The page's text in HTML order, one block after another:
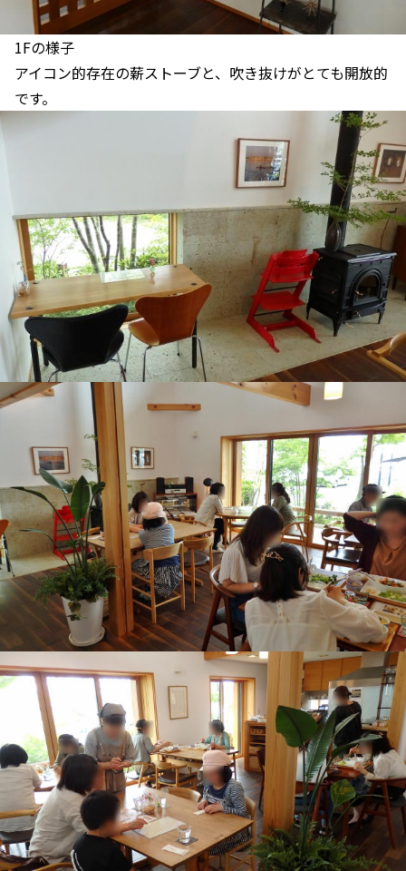
1Fの様子
アイコン的存在の薪ストーブと、吹き抜けがとても開放的
です。